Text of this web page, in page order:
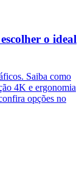
o ideal
Saiba como
4K e ergonomia
opções no